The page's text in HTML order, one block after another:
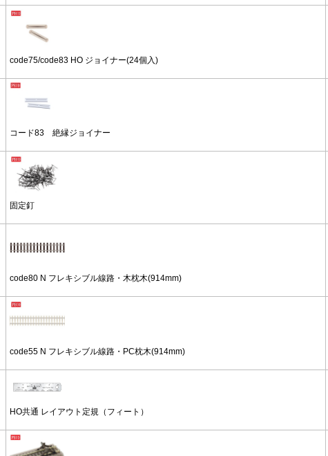
code75/code83 HO ジョイナー(24個入)
コード83 絶縁ジョイナー
固定釘
code80 N フレキシブル線路・木枕木(914mm)
code55 N フレキシブル線路・PC枕木(914mm)
HO共通 レイアウト定規（フィート）